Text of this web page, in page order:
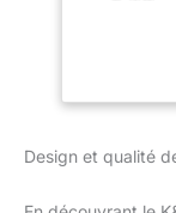
Design et qualité